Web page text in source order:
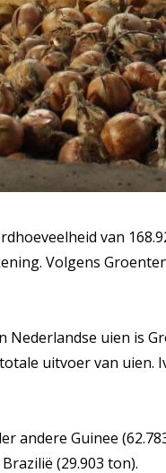
van
Volgens
Nederlandse uien is
uitvoer van uien.
andere Guinee
(29.903 ton).